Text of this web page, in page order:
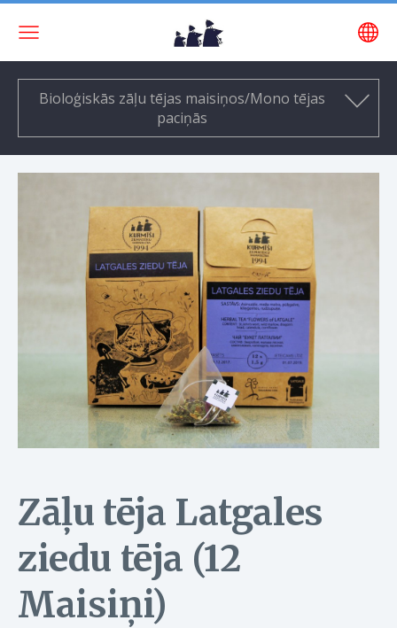
Bioloģiskās zāļu tējas maisiņos/Mono tējas
paciņās
Zāļu tēja Latgales
ziedu tēja (12
Maisiņi)